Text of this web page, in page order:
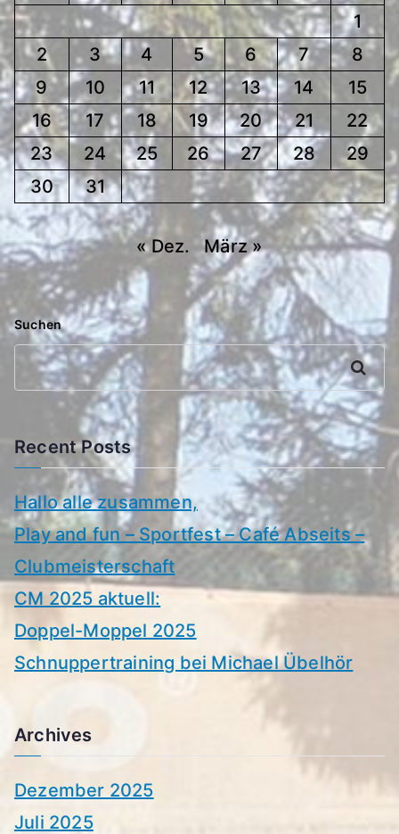
1
2
3 4 5 6 7
8
9
10 11 12 13 14
15
16
17 18 19 20 21
22
23
24 25 26 27 28
29
30
31
« Dez. März »
Suchen
Suchen
Recent Posts
Hallo alle zusammen,
Play and fun – Sportfest – Café Abseits –
Clubmeisterschaft
CM 2025 aktuell:
Doppel-Moppel 2025
Schnuppertraining bei Michael Übelhör
Archives
Dezember 2025
Juli 2025